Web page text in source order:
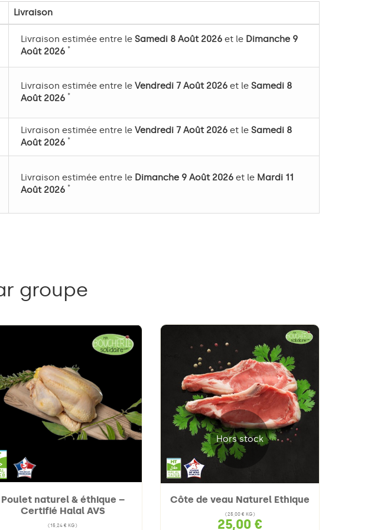
Livraison
Livraison estimée entre le Samedi 8 Août 2026 et le Dimanche 9
Août 2026 *
Livraison estimée entre le Vendredi 7 Août 2026 et le Samedi 8
Août 2026 *
Livraison estimée entre le Vendredi 7 Août 2026 et le Samedi 8
Août 2026 *
Livraison estimée entre le Dimanche 9 Août 2026 et le Mardi 11
Août 2026 *
groupe
Poulet naturel & éthique –
Certifié Halal AVS
(15,24 € KG)
Hors stock
Côte de veau Naturel Ethique
(25,00 € KG)
25,00 €